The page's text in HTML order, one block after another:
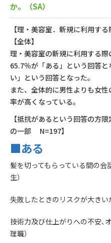
か。（SA）
【理・美容室．新規に利用す
【全体】
理・美容室の新規に利用する
65.7％が「ある」という回答
い」という回答となった。
また、全体的に男性よりも女
率が高くなっている。
【抵抗があるという回答の方
の一部 N=197】
■ある
髪を切ってもらっている間の
生）
失敗したときのリスクが大きい
技術力及び仕上がりへの不安､
理職）